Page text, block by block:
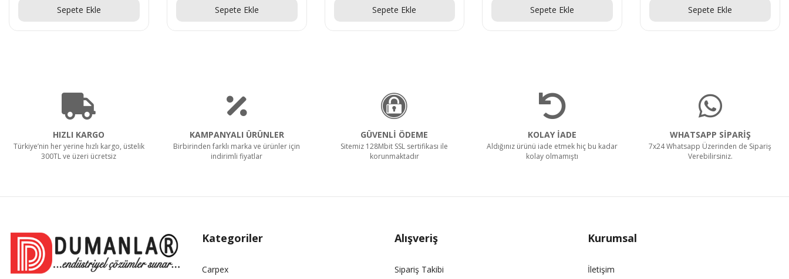
Sepete Ekle
Sepete Ekle
Sepete Ekle
Sepete Ekle
Sepete Ekle
HIZLI KARGO
Türkiye’nin her yerine hızlı kargo, üstelik
300TL ve üzeri ücretsiz
KAMPANYALI ÜRÜNLER
Birbirinden farklı marka ve ürünler için
indirimli fiyatlar
GÜVENLİ ÖDEME
Sitemiz 128Mbit SSL sertifikası ile
korunmaktadır
KOLAY İADE
Aldığınız ürünü iade etmek hiç bu kadar
kolay olmamıştı
WHATSAPP SİPARİŞ
7x24 Whatsapp Üzerinden de Sipariş
Verebilirsiniz.
Kategoriler
Carpex
Alışveriş
Sipariş Takibi
Kurumsal
İletişim